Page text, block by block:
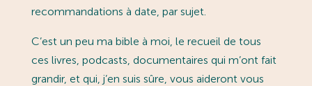
recommandations à date, par sujet.
C’est un peu ma bible à moi, le recueil de tous
ces livres, podcasts, documentaires qui m’ont fait
grandir, et qui, j’en suis sûre, vous aideront vous